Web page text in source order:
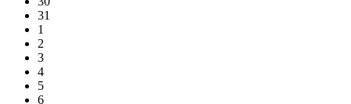
31
1
2
3
4
5
6